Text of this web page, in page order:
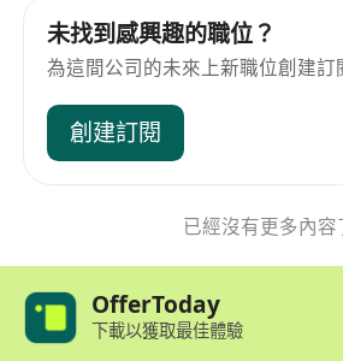
未找到感興趣的職位？
為這間公司的未來上新職位創建訂
創建訂閱
已經沒有更多內容
OfferToday
下載以獲取最佳體驗